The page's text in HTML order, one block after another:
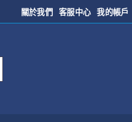
關於我們 客服中心 我的帳戶